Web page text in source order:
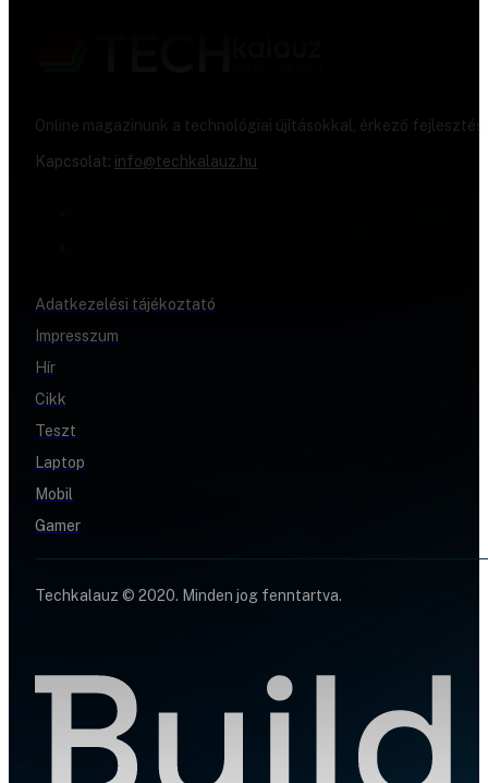
Online magazinunk a technológiai újításokkal, érkező
Kapcsolat: info@techkalauz.hu
Adatkezelési tájékoztató
Impresszum
Hír
Cikk
Teszt
Laptop
Mobil
Gamer
Techkalauz © 2020. Minden jog fenntartva.